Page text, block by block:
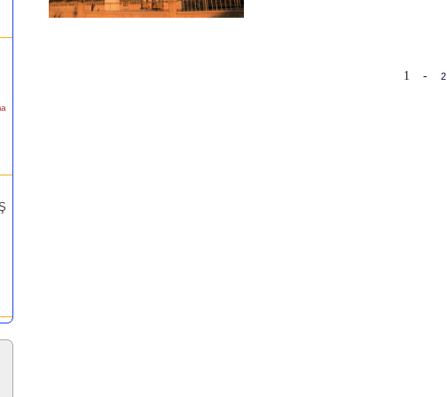
1 - 2